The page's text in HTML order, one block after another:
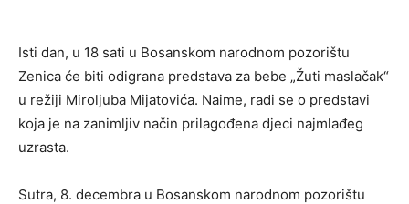
Isti dan, u 18 sati u Bosanskom narodnom pozorištu
Zenica će biti odigrana predstava za bebe „Žuti maslačak“
u režiji Miroljuba Mijatovića. Naime, radi se o predstavi
koja je na zanimljiv način prilagođena djeci najmlađeg
uzrasta.
Sutra, 8. decembra u Bosanskom narodnom pozorištu